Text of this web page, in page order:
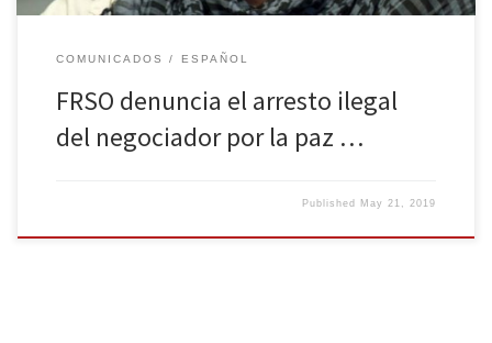
COMUNICADOS ESPAÑOL
FRSO denuncia el arresto ilegal
del negociador por la paz …
Published May 21, 2019